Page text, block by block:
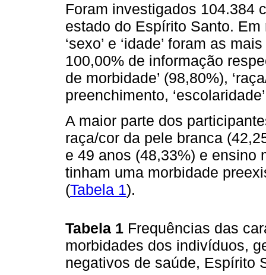
Foram investigados 104.384
estado do Espírito Santo.
‘sexo’ e ‘idade’ foram as
100,00% de informação
de morbidade’ (98,80%),
preenchimento,
A maior parte dos
raça/cor da pele branca
e 49 anos (48,33%) e ensino
tinham uma morbidade
(Tabela 1).
Tabela 1 Frequências das
morbidades dos indivíduos,
negativos de saúde, Espírito